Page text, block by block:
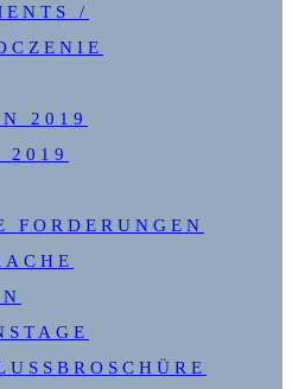
/
2019
2019
FORDERUNGEN